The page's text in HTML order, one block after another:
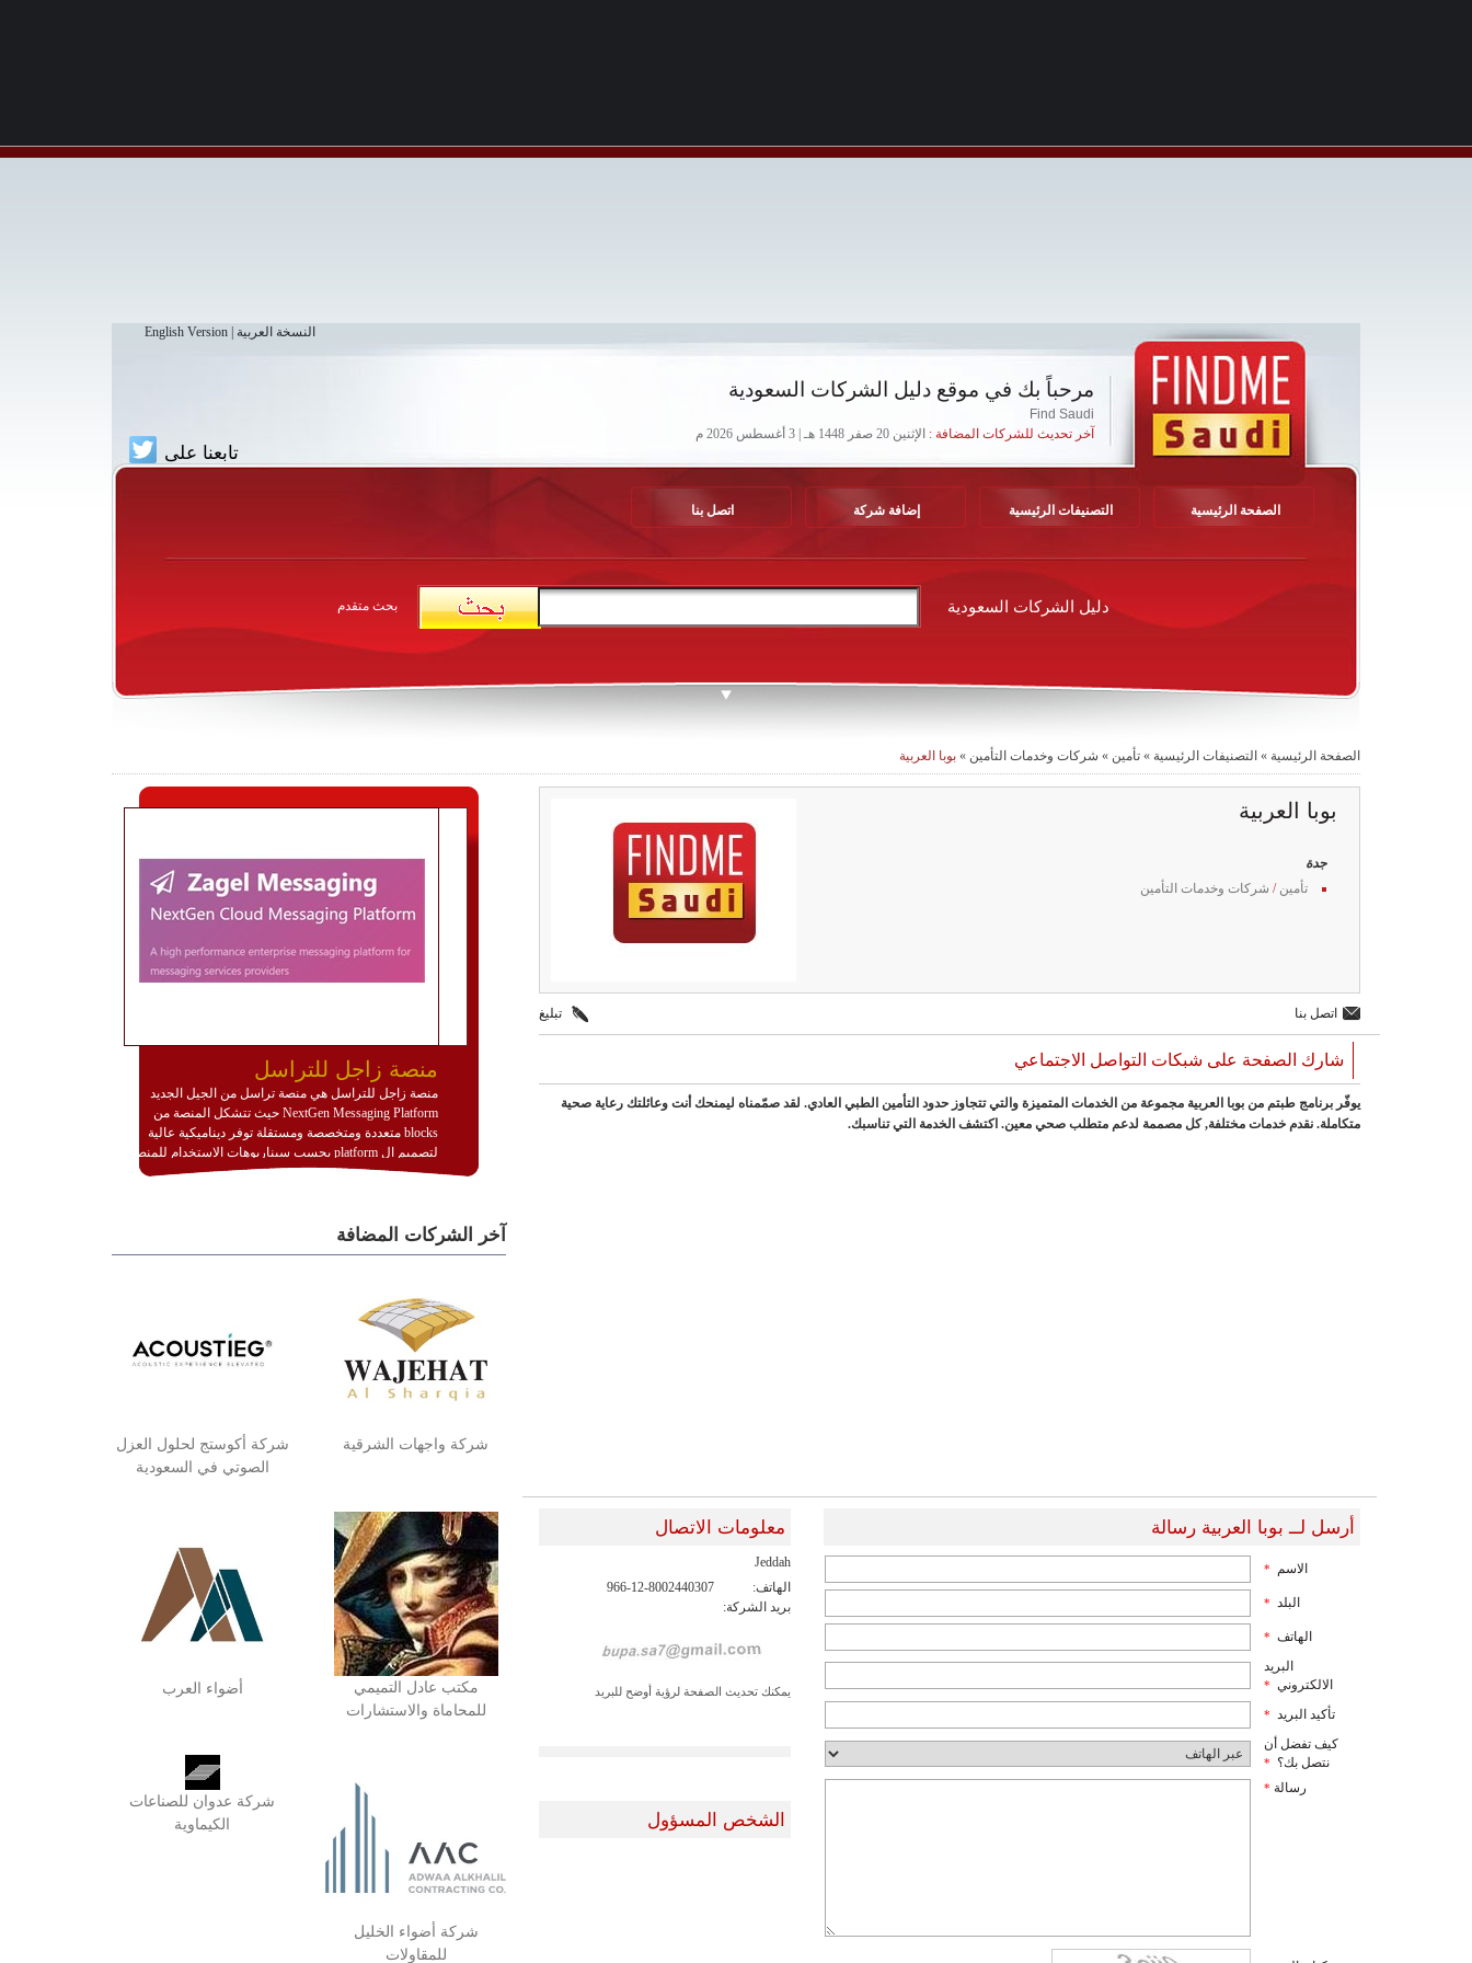
النسخة العربية English Version
مرحباً بك في موقع دليل الشركات السعودية
Find Saudi
آخر تحديث للشركات المضافة : الإثنين 20 صفر 1448 هـ | 3 أغسطس 2026 م
تابعنا على
الصفحة الرئيسية التصنيفات الرئيسية إضافة شركة اتصل بنا
دليل الشركات السعودية بحث متقدم
الصفحة الرئيسية » التصنيفات الرئيسية » تأمين » شركات وخدمات التأمين » بوبا العربية
بوبا العربية
جدة
تأمين / شركات وخدمات التأمين
اتصل بنا تبليغ
شارك الصفحة على شبكات التواصل الاجتماعي
يوفّر برنامج طبتم من بوبا العربية مجموعة من الخدمات المتميزة والتي تتجاوز حدود التأمين الطبي العادي. لقد صمّمناه ليمنحك أنت وعائلتك رعاية صحية
متكاملة. نقدم خدمات مختلفة, كل مصممة لدعم متطلب صحي معين. اكتشف الخدمة التي تناسبك.
أرسل لــ بوبا العربية رسالة
الاسم *
البلد *
الهاتف *
البريد
الالكتروني *
تأكيد البريد *
كيف تفضل أن
نتصل بك؟ *
رسالة *
معلومات الاتصال
Jeddah
الهاتف:
966-12-8002440307
بريد الشركة:
يمكنك تحديث الصفحة لرؤية أوضح للبريد
الشخص المسؤول
منصة زاجل للتراسل
منصة زاجل للتراسل هي منصة تراسل من الجيل الجديد
NextGen Messaging Platform حيث تتشكل المنصة من
blocks متعددة ومتخصصة ومستقلة توفر ديناميكية عالية
لتصميم ال platform بحسب سيناريوهات الاستخدام للمنصة
وتتوافق مع النشر والاستثمار ضمن بيئة استضافة dedicated
تخدم أي سيناريو تراسل مهما كان معقدا عبر إضافة ومعايرة
عناصر ديناميكية (dynamic items) وتجهيز إعدادات التواصل
http://www.plutosms.com/zagel
آخر الشركات المضافة
شركة واجهات الشرقية
شركة أكوستج لحلول العزل
الصوتي في السعودية
مكتب عادل التميمي
للمحاماة والاستشارات
أضواء العرب
شركة أضواء الخليل
للمقاولات
شركة عدوان للصناعات
الكيماوية